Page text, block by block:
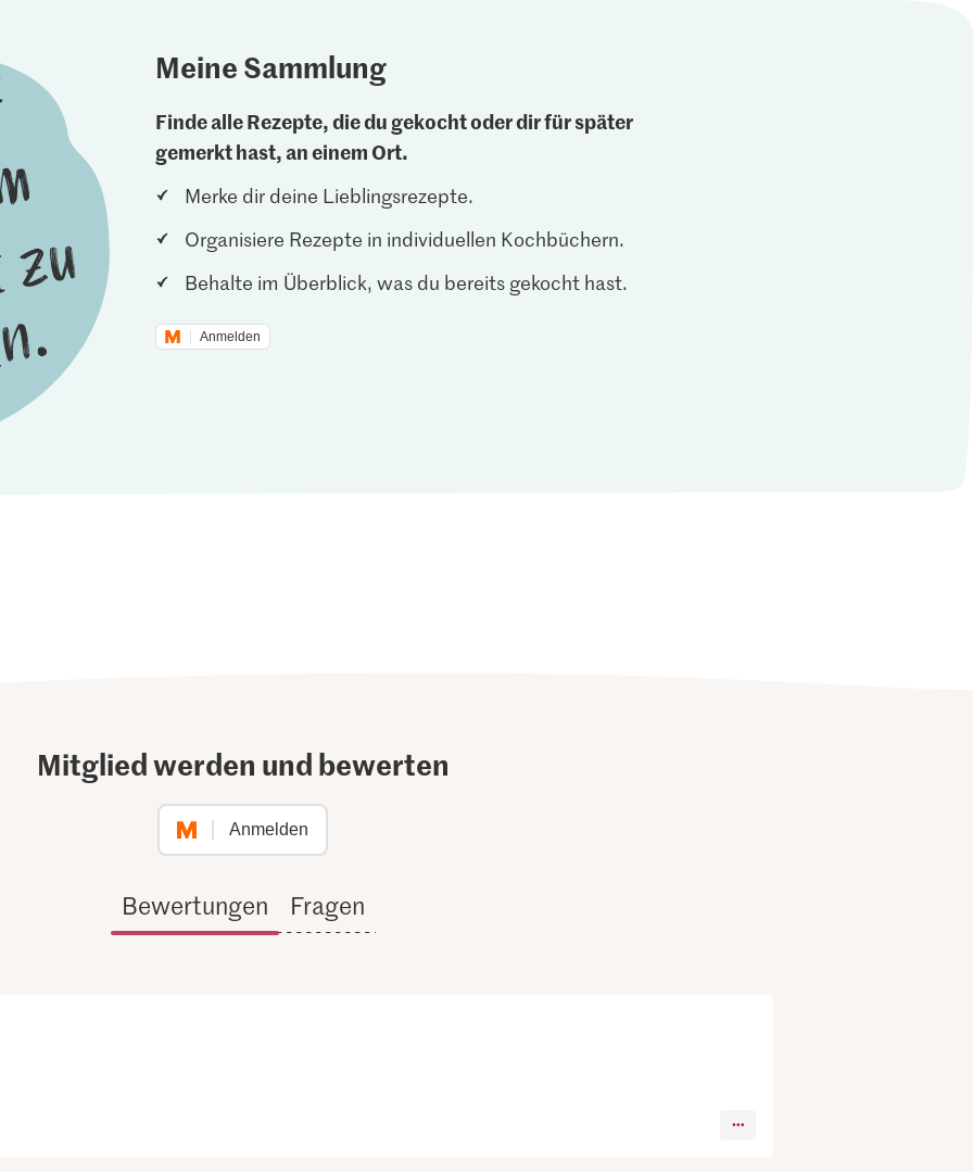
Meine Sammlung
Finde alle Rezepte, die du gekocht oder dir für später
gemerkt hast, an einem Ort.
Merke dir deine Lieblingsrezepte.
Organisiere Rezepte in individuellen Kochbüchern.
Behalte im Überblick, was du bereits gekocht hast.
Anmelden
Mitglied werden und bewerten
Anmelden
Bewertungen Fragen